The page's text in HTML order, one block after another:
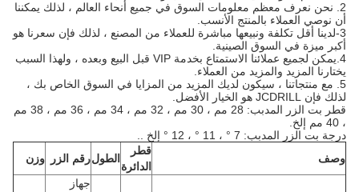
2. نحن نعرف معظم معلومات السوق في جميع أنحاء العالم ، لذلك يمكننا
أن نوصي العملاء بالمنتج الأنسب.
3-لدينا أقل تكلفة ونبيعها مباشرة للعملاء من المصنع ، لذلك فإن سعرنا هو
أكبر ميزة في السوق الصينية.
4.يمكن لجميع عملائنا الاستمتاع بخدمة VIP قبل البيع وبعده ، ولهذا السبب
يختارنا المزيد والمزيد من العملاء.
5. مع منتجاتنا ، سيكون لديك المزيد من المزايا في السوق الخاص بك ،
لذلك فإن JCDRILL هو الخيار الأفضل.
قطر بت الزر المدبب: 28 مم ، 30 مم ، 32 مم ، 34 مم ، 36 مم ، 38 مم
، 40 مم إلخ.
درجة بت الزر المدبب: 7 ° ، 11 ° ، 12 ° إلخ ..
وصف
قطر
الدائرة
الطولرقم الزر وزن
جهاز